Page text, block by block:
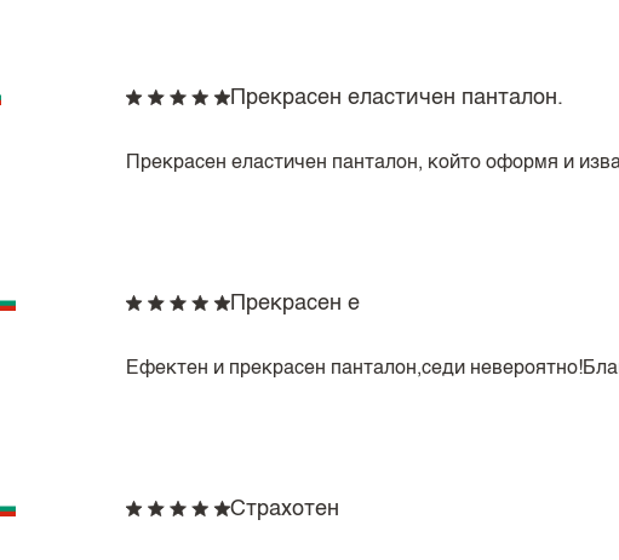
Прекрасен еластичен панталон.
Прекрасен еластичен панталон, който оформя и
Прекрасен е
Ефектен и прекрасен панталон,седи
Страхотен